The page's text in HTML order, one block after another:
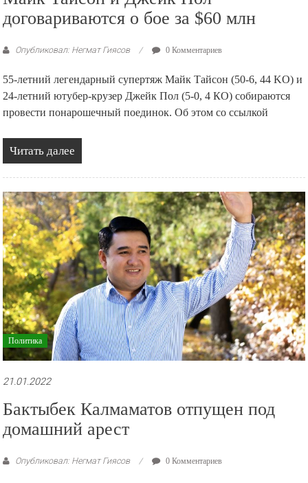
договариваются о бое за $60 млн
Опубликовал: Негмат Гиясов 0 Комментариев
55-летний легендарный супертяж Майк Тайсон (50-6, 44 KO) и
24-летний ютубер-крузер Джейк Пол (5-0, 4 КО) собираются
провести понарошечный поединок. Об этом со ссылкой
Читать далее
Политика
21.01.2022
Бактыбек Калмаматов отпущен под
домашний арест
Опубликовал: Негмат Гиясов 0 Комментариев